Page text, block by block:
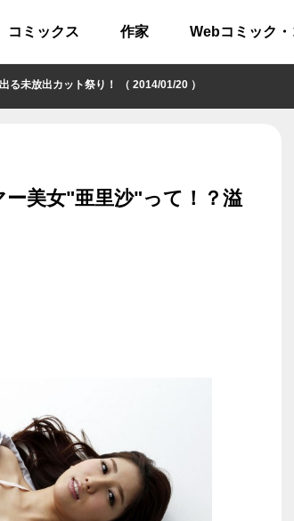
コミックス 作家 Webコミック・
未放出カット祭り！ （ 2014/01/20 ）
ー美女"亜里沙"って！？溢